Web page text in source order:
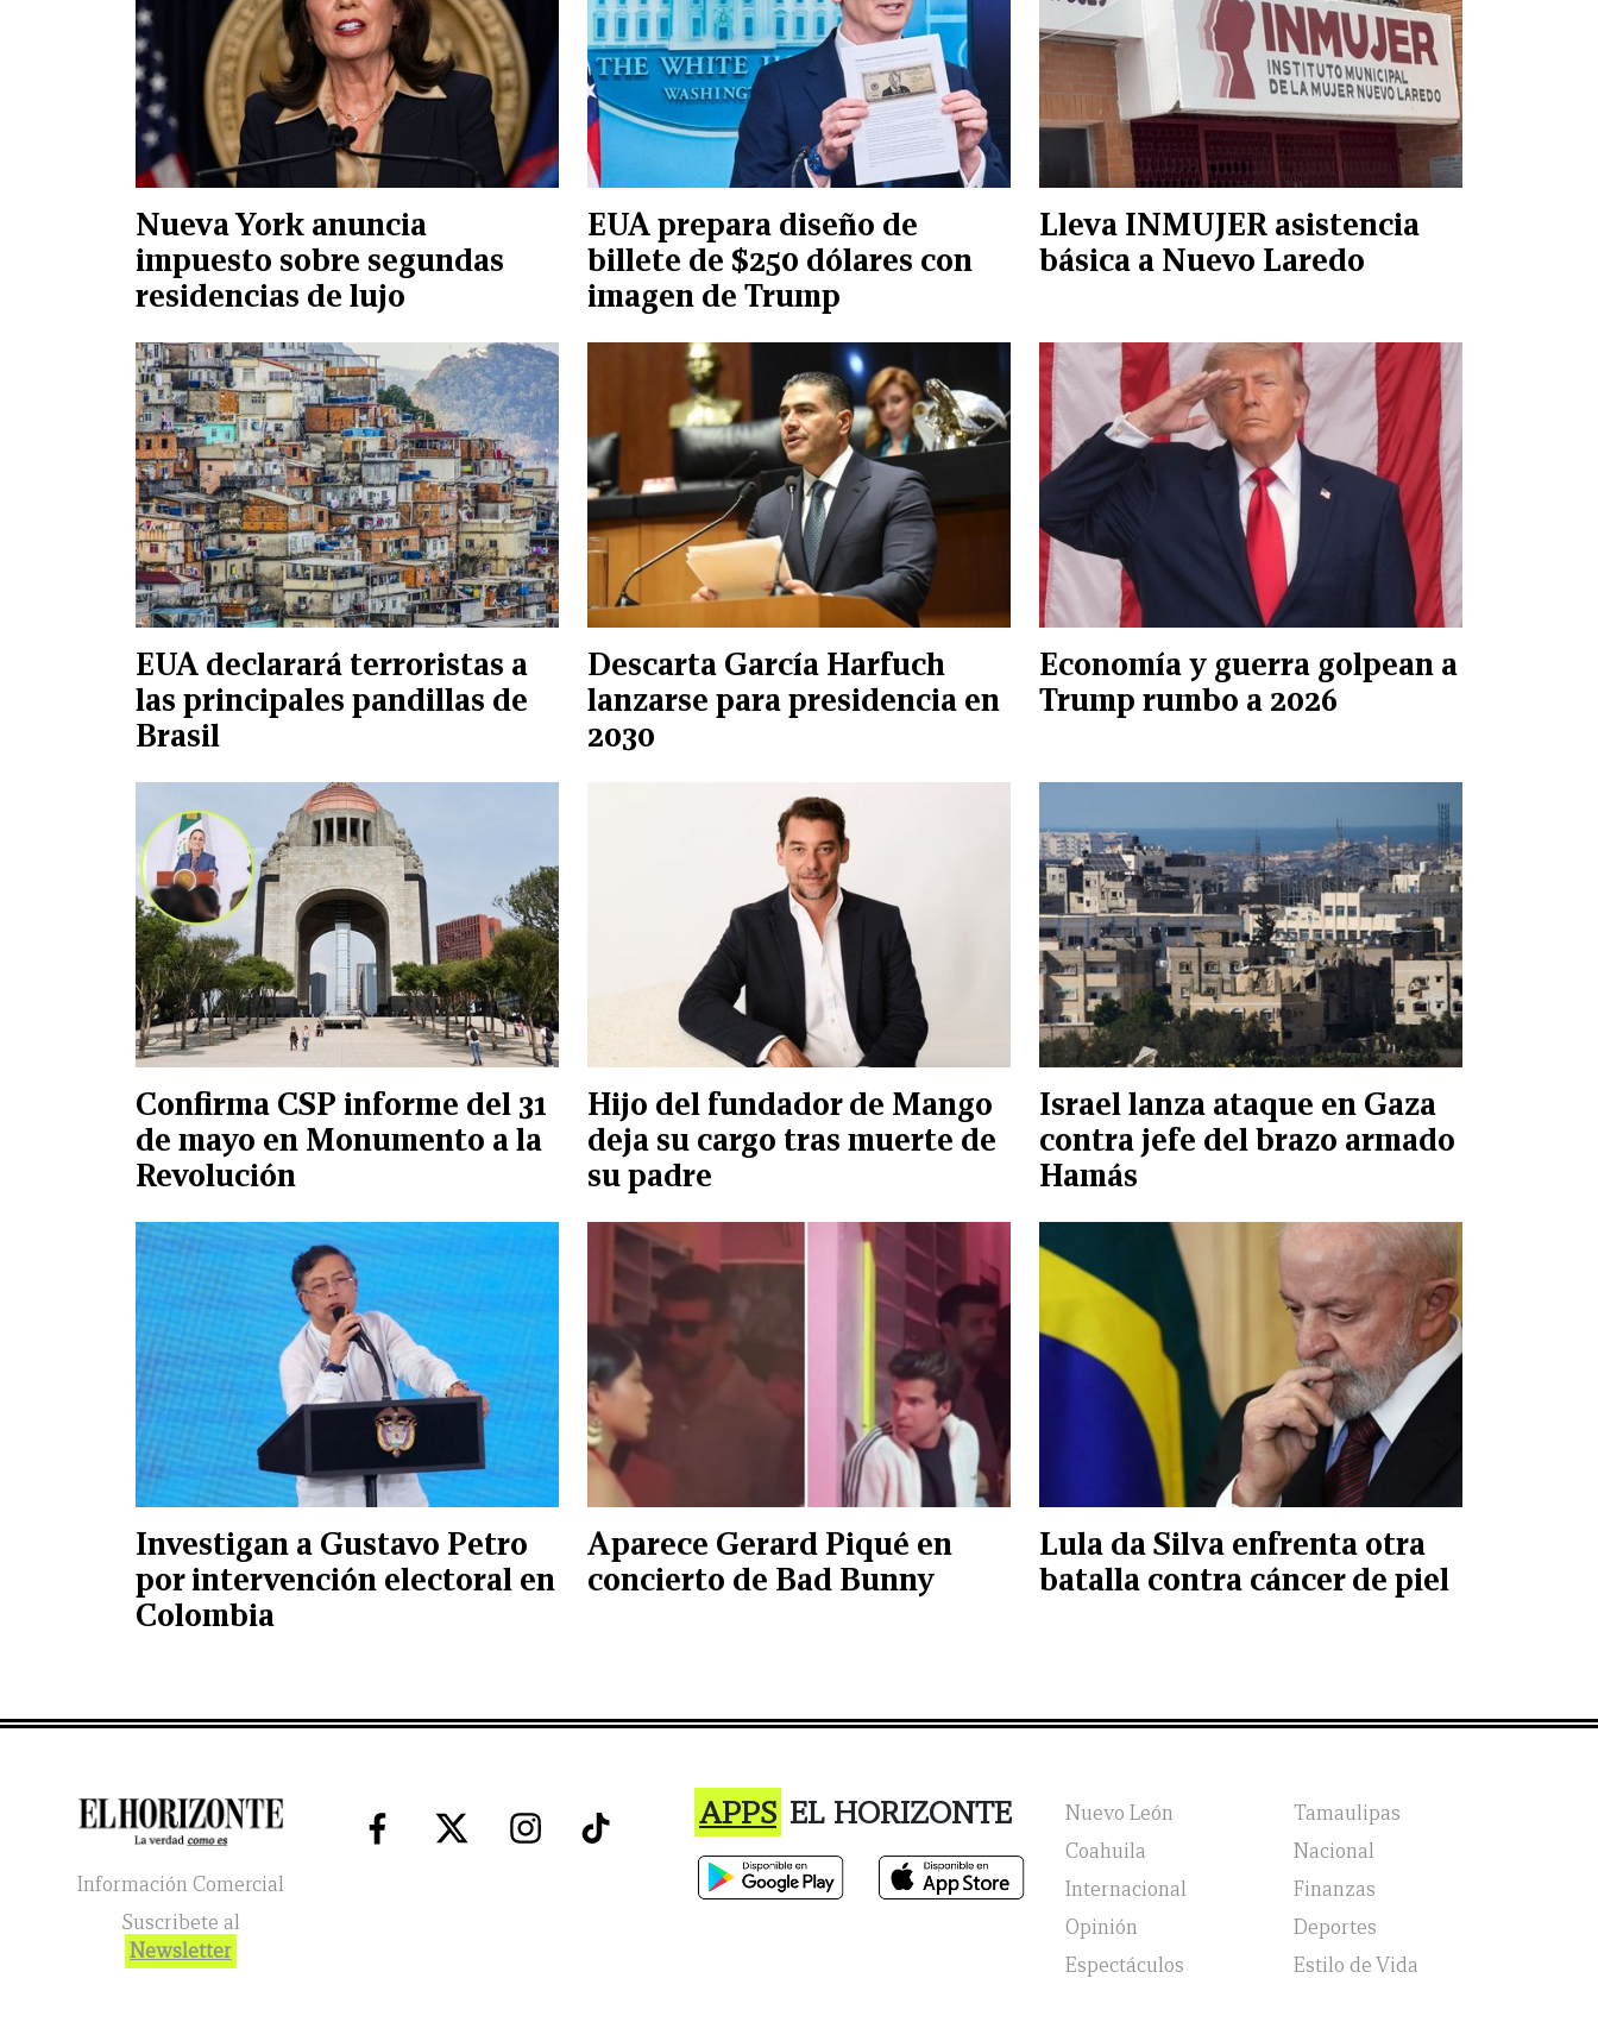
Nueva York anuncia
impuesto sobre segundas
residencias de lujo
EUA prepara diseño de
billete de $250 dólares con
imagen de Trump
Lleva INMUJER asistencia
básica a Nuevo Laredo
EUA declarará terroristas a
las principales pandillas de
Brasil
Descarta García Harfuch
lanzarse para presidencia en
2030
Economía y guerra golpean a
Trump rumbo a 2026
Confirma CSP informe del 31
de mayo en Monumento a la
Revolución
Hijo del fundador de Mango
deja su cargo tras muerte de
su padre
Israel lanza ataque en Gaza
contra jefe del brazo armado
Hamás
Investigan a Gustavo Petro
por intervención electoral en
Colombia
Aparece Gerard Piqué en
concierto de Bad Bunny
Lula da Silva enfrenta otra
batalla contra cáncer de piel
Información Comercial
Suscribete al
Newsletter
APPS EL HORIZONTE Nuevo León
Tamaulipas
Coahuila
Nacional
Internacional
Finanzas
Opinión
Deportes
Espectáculos
Estilo de Vida